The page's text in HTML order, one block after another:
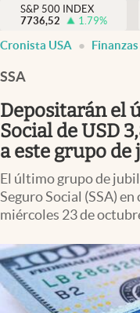
DÓLAR
Inmigración
Espiritual
Streaming
PC y mobile
Lifestyle
USA
S&P 500 INDEX
7736,52
1.79%
Cronista USA
SSA
Depositarán el
Social de USD
a este grupo de
El último grupo de
Seguro Social (SSA)
miércoles 23 de